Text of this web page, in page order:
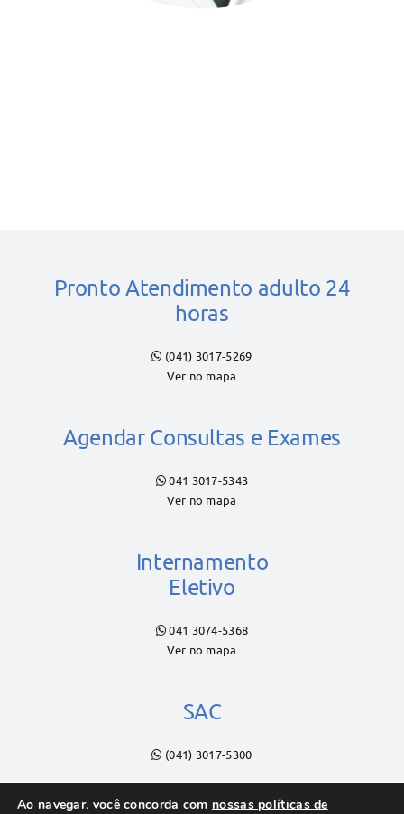
Pronto Atendimento adulto 24
horas
(041) 3017-5269
Ver no mapa
Agendar Consultas e Exames
041 3017-5343
Ver no mapa
Internamento
Eletivo
041 3074-5368
Ver no mapa
SAC
(041) 3017-5300
Ao navegar, você concorda com nossas políticas de